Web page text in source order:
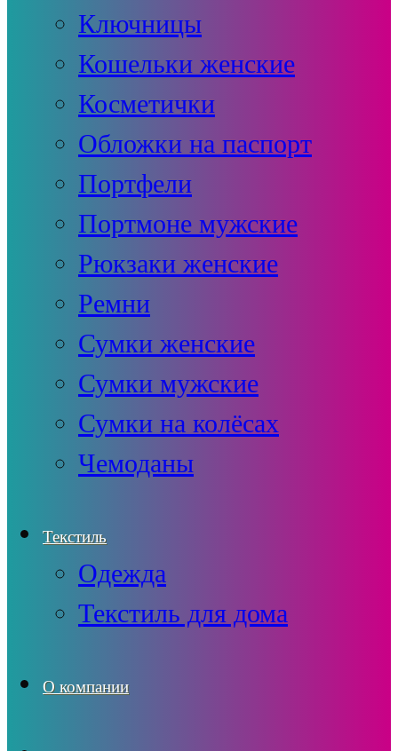
Ключницы
Кошельки женские
Косметички
Обложки на паспорт
Портфели
Портмоне мужские
Рюкзаки женские
Ремни
Сумки женские
Сумки мужские
Сумки на колёсах
Чемоданы
Текстиль
Одежда
Текстиль для дома
О компании